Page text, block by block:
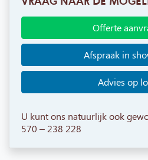
Offerte
Afspraak in
Advies op
U kunt ons natuurlijk ook
570 – 238 228